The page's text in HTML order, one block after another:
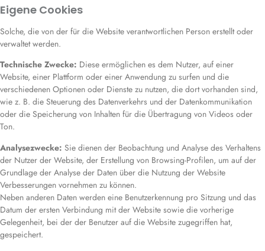
Eigene Cookies
Solche, die von der für die Website verantwortlichen Person erstellt oder
verwaltet werden.
Technische Zwecke: Diese ermöglichen es dem Nutzer, auf einer
Website, einer Plattform oder einer Anwendung zu surfen und die
verschiedenen Optionen oder Dienste zu nutzen, die dort vorhanden sind,
wie z. B. die Steuerung des Datenverkehrs und der Datenkommunikation
oder die Speicherung von Inhalten für die Übertragung von Videos oder
Ton.
Analysezwecke: Sie dienen der Beobachtung und Analyse des Verhaltens
der Nutzer der Website, der Erstellung von Browsing-Profilen, um auf der
Grundlage der Analyse der Daten über die Nutzung der Website
Verbesserungen vornehmen zu können.
Neben anderen Daten werden eine Benutzerkennung pro Sitzung und das
Datum der ersten Verbindung mit der Website sowie die vorherige
Gelegenheit, bei der der Benutzer auf die Website zugegriffen hat,
gespeichert.